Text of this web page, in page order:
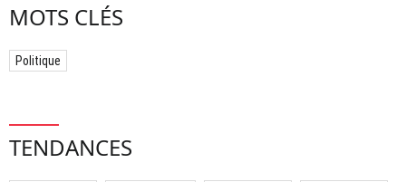
MOTS CLÉS
Politique
TENDANCES